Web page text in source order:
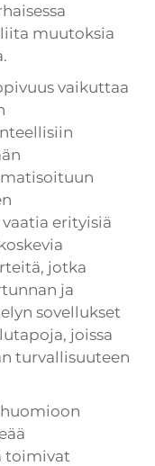
muutoksia
vaikuttaa
erityisiä
jotka
ja
sovellukset
joissa
turvallisuuteen
toimivat